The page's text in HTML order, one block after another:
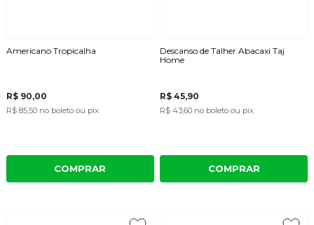
Americano Tropicalha
R$ 90,00
R$ 85,50 no boleto ou pix
COMPRAR
Descanso de Talher Abacaxi Taj
Home
R$ 45,90
R$ 43,60 no boleto ou pix
COMPRAR